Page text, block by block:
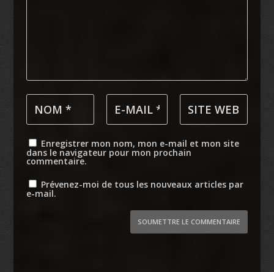
Enregistrer mon nom, mon e-mail et mon site
dans le navigateur pour mon prochain
commentaire.
Prévenez-moi de tous les nouveaux articles par
e-mail.
SOUMETTRE LE COMMENTAIRE